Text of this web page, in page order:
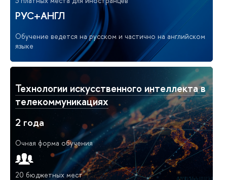
РУС+АНГЛ
Обучение ведется на русском и частично на английском
языке
Технологии искусственного интеллекта в
телекоммуникациях
2 года
Очная форма обучения
20 бюджетных мест